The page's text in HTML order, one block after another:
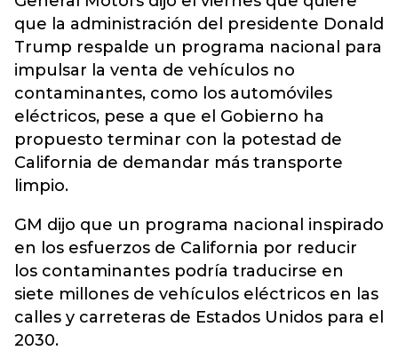
que la administración del presidente Donald
Trump respalde un programa nacional para
impulsar la venta de vehículos no
contaminantes, como los automóviles
eléctricos, pese a que el Gobierno ha
propuesto terminar con la potestad de
California de demandar más transporte
limpio.
GM dijo que un programa nacional inspirado
en los esfuerzos de California por reducir
los contaminantes podría traducirse en
siete millones de vehículos eléctricos en las
calles y carreteras de Estados Unidos para el
2030.